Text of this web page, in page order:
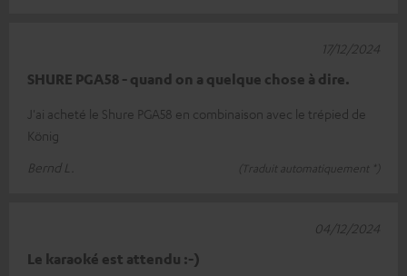
SHURE PGA58 - quand on a quelque chose à dire.
J'ai acheté le Shure PGA58 en combinaison avec le trépied de
König
Bernd L.
(Traduit automatiquement *)
17/12/2024
Le karaoké est attendu :-)
04/12/2024